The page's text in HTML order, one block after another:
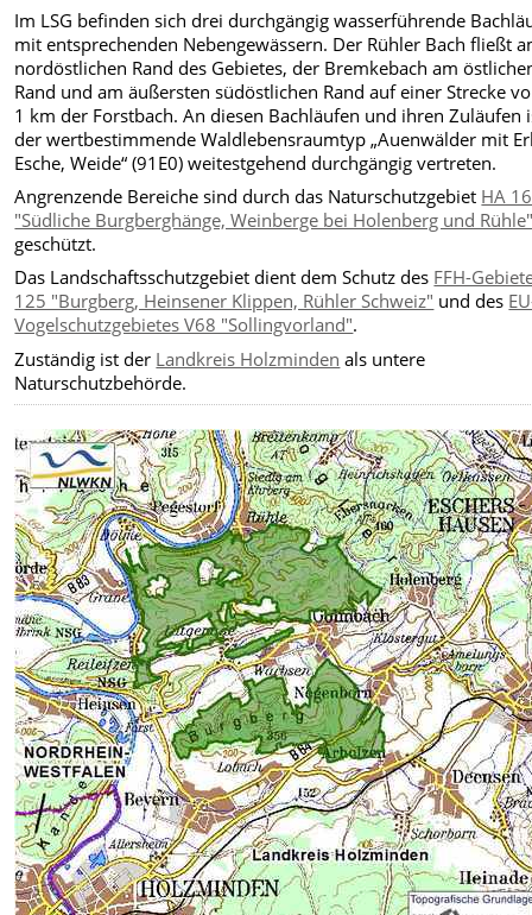
Im LSG befinden sich drei durchgängig wasserführende
mit entsprechenden Nebengewässern. Der Rühler Bach fließt
nordöstlichen Rand des Gebietes, der Bremkebach am
Rand und am äußersten südöstlichen Rand auf einer Strecke
1 km der Forstbach. An diesen Bachläufen und ihren Zuläufen
der wertbestimmende Waldlebensraumtyp „Auenwälder mit
Esche, Weide“ (91E0) weitestgehend durchgängig vertreten.
Angrenzende Bereiche sind durch das Naturschutzgebiet HA
"Südliche Burgberghänge, Weinberge bei Holenberg und
geschützt.
Das Landschaftsschutzgebiet dient dem Schutz des FFH-
125 "Burgberg, Heinsener Klippen, Rühler Schweiz" und des
Vogelschutzgebietes V68 "Sollingvorland".
Zuständig ist der Landkreis Holzminden als untere
Naturschutzbehörde.